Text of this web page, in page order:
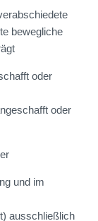
bewegliche
oder
oder
und im
ausschließlich